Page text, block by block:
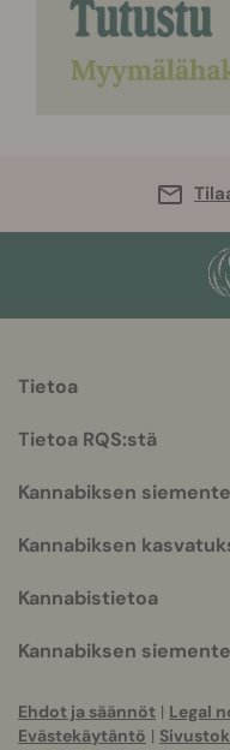
info
Tietoa
Tietoa RQS:stä
Kannabiksen
Kannabiksen
Kannabistietoa
Kannabiksen
Ehdot ja säännöt | Legal
Evästekäytäntö |